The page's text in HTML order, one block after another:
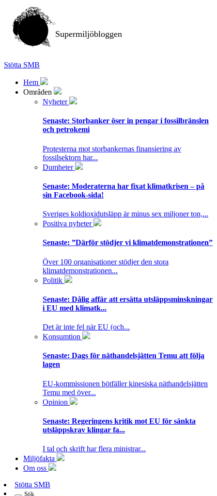
Supermiljöbloggen
Stötta SMB
Hem
Områden
Nyheter
Senaste: Storbanker öser in pengar i fossilbränslen
och petrokemi
Protesterna mot storbankernas finansiering av
fossilsektorn har...
Dumheter
Senaste: Moderaterna har fixat klimatkrisen – på
sin Facebook-sida!
Sveriges koldioxidutsläpp är minus sex miljoner ton,...
Positiva nyheter
Senaste: ”Därför stödjer vi klimatdemonstrationen”
Över 100 organisationer stödjer den stora
klimatdemonstrationen...
Politik
Senaste: Dålig affär att ersätta utsläppsminskningar
i EU med klimatk...
Det är inte fel när EU (och...
Konsumtion
Senaste: Dags för näthandelsjätten Temu att följa
lagen
EU-kommissionen bötfäller kinesiska näthandelsjätten
Temu med över...
Opinion
Senaste: Regeringens kritik mot EU för sänkta
utsläppskrav klingar fa...
I tal och skrift har flera ministrar...
Miljöfakta
Om oss
Stötta SMB
Sök